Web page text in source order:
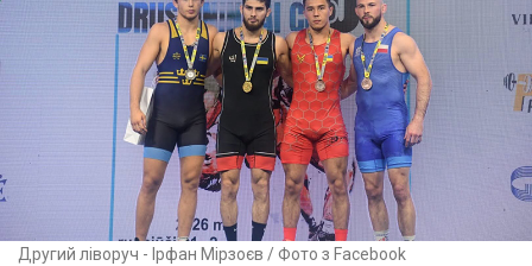
Другий ліворуч - Ірфан Мірзоєв / Фото з Facebook